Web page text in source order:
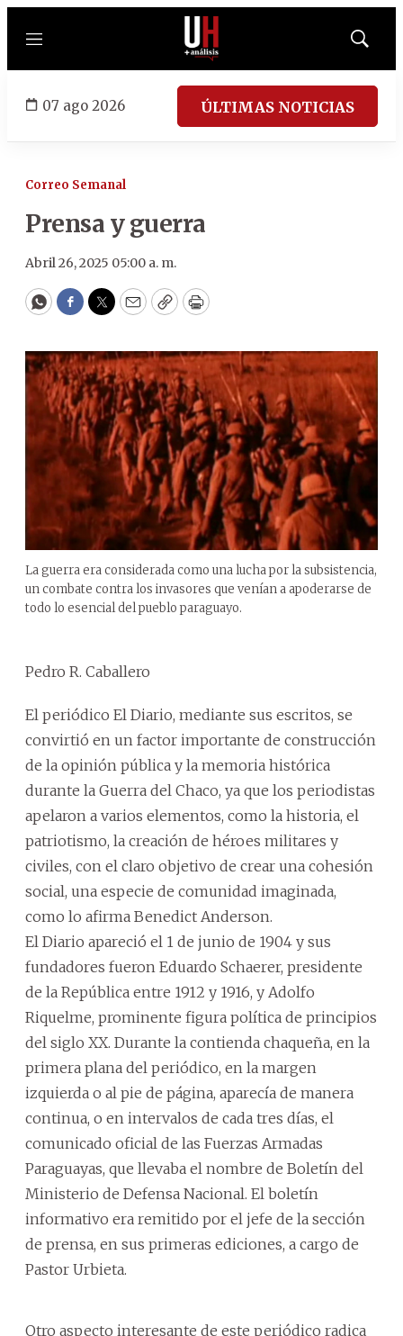
Menú
Mostrar
07 ago 2026 ÚLTIMAS NOTICIAS
Correo Semanal
Prensa y guerra
Abril 26, 2025 05:00 a. m.
WhatsApp
Facebook
Twitter
EmailCopyPrint
La guerra era considerada como una lucha por la subsistencia,
un combate contra los invasores que venían a apoderarse de
todo lo esencial del pueblo paraguayo.
Pedro R. Caballero
El periódico El Diario, mediante sus escritos, se
convirtió en un factor importante de construcción
de la opinión pública y la memoria histórica
durante la Guerra del Chaco, ya que los periodistas
apelaron a varios elementos, como la historia, el
patriotismo, la creación de héroes militares y
civiles, con el claro objetivo de crear una cohesión
social, una especie de comunidad imaginada,
como lo afirma Benedict Anderson.
El Diario apareció el 1 de junio de 1904 y sus
fundadores fueron Eduardo Schaerer, presidente
de la República entre 1912 y 1916, y Adolfo
Riquelme, prominente figura política de principios
del siglo XX. Durante la contienda chaqueña, en la
primera plana del periódico, en la margen
izquierda o al pie de página, aparecía de manera
continua, o en intervalos de cada tres días, el
comunicado oficial de las Fuerzas Armadas
Paraguayas, que llevaba el nombre de Boletín del
Ministerio de Defensa Nacional. El boletín
informativo era remitido por el jefe de la sección
de prensa, en sus primeras ediciones, a cargo de
Pastor Urbieta.
Otro aspecto interesante de este periódico radica